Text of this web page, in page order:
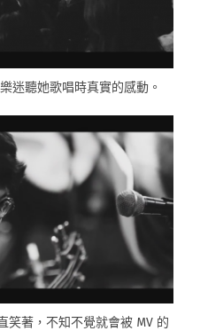
迷聽她歌唱時真實的感動。
笑著，不知不覺就會被 MV 的